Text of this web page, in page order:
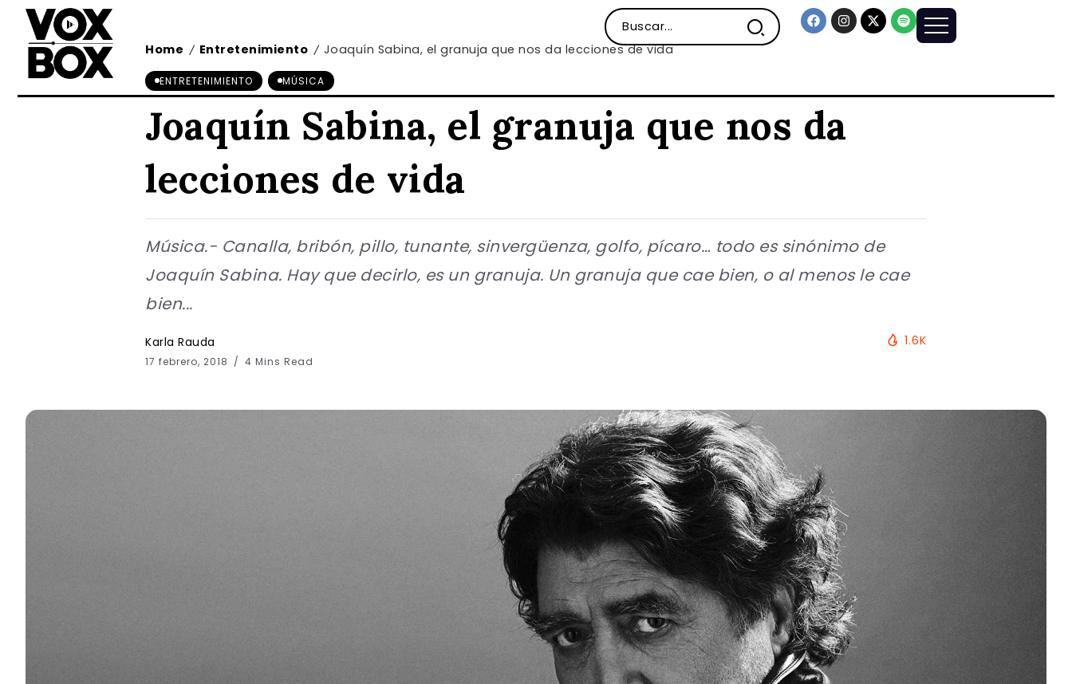
Home / Entretenimiento / Joaquín Sabina, el granuja que nos da lecciones de vida
ENTRETENIMIENTO MÚSICA
Joaquín Sabina, el granuja que nos da
lecciones de vida
Música.- Canalla, bribón, pillo, tunante, sinvergüenza, golfo, pícaro… todo es sinónimo de
Joaquín Sabina. Hay que decirlo, es un granuja. Un granuja que cae bien, o al menos le cae
bien...
Karla Rauda
17 febrero, 2018 4 Mins Read
1.6K